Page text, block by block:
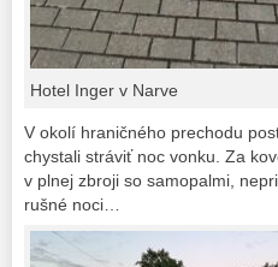
Hotel Inger v Narve
V okolí hraničného prechodu
chystali stráviť noc vonku. Za
v plnej zbroji so samopalmi,
rušné noci…